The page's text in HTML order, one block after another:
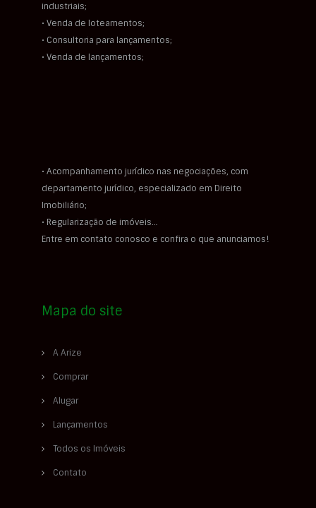
industriais;
• Venda de loteamentos;
• Consultoria para lançamentos;
• Venda de lançamentos;
• Acompanhamento jurídico nas negociações, com
departamento jurídico, especializado em Direito
Imobiliário;
• Regularização de imóveis…
Entre em contato conosco e confira o que anunciamos!
Mapa do site
A Arize
Comprar
Alugar
Lançamentos
Todos os Imóveis
Contato